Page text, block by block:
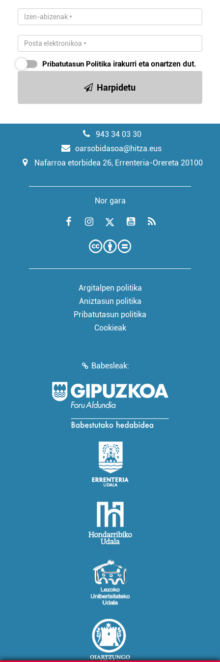
Pribatutasun Politika irakurri eta onartzen dut.
Harpidetu
943 34 03 30
oarsobidasoa@hitza.eus
Nafarroa etorbidea 26, Errenteria-Orereta 20100
Nor gara
Argitalpen politika
Aniztasun politika
Pribatutasun politika
Cookieak
Babesleak: